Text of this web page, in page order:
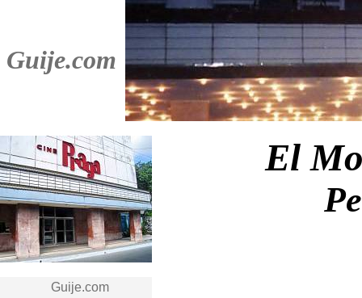
Guije.com
Guije.com
El